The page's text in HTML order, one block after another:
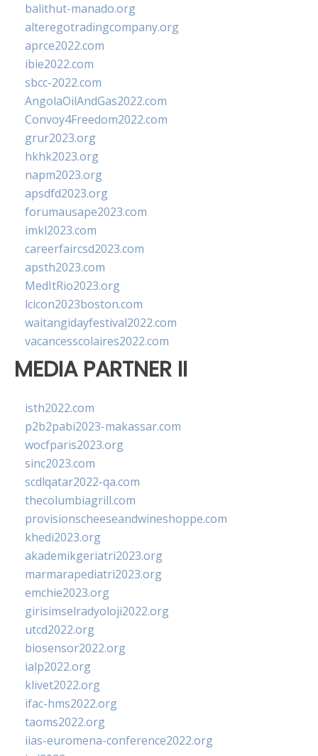
balithut-manado.org
alteregotradingcompany.org
aprce2022.com
ibie2022.com
sbcc-2022.com
AngolaOilAndGas2022.com
Convoy4Freedom2022.com
grur2023.org
hkhk2023.org
napm2023.org
apsdfd2023.org
forumausape2023.com
imkl2023.com
careerfaircsd2023.com
apsth2023.com
MedItRio2023.org
lcicon2023boston.com
waitangidayfestival2022.com
vacancesscolaires2022.com
MEDIA PARTNER II
isth2022.com
p2b2pabi2023-makassar.com
wocfparis2023.org
sinc2023.com
scdlqatar2022-qa.com
thecolumbiagrill.com
provisionscheeseandwineshoppe.com
khedi2023.org
akademikgeriatri2023.org
marmarapediatri2023.org
emchie2023.org
girisimselradyoloji2022.org
utcd2022.org
biosensor2022.org
ialp2022.org
klivet2022.org
ifac-hms2022.org
taoms2022.org
iias-euromena-conference2022.org